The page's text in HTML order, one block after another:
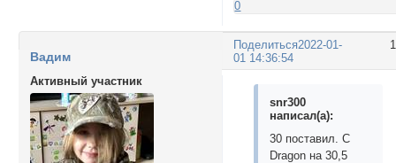
0
Поделиться2022-01-
01 14:36:54
Вадим
Активный участник
snr300
написал(а):
30 поставил. С
Dragon на 30,5